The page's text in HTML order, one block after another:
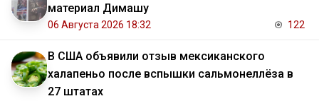
материал Димашу
06 Августа 2026 18:32 122
В США объявили отзыв мексиканского
халапеньо после вспышки сальмонеллёза в
27 штатах